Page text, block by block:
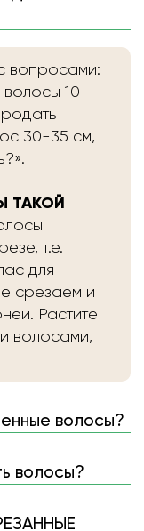
вопросами:
10
30-35 см,
ТАКОЙ
т.е.
для
срезаем и
Растите
волосами,
волосы?
волосы?